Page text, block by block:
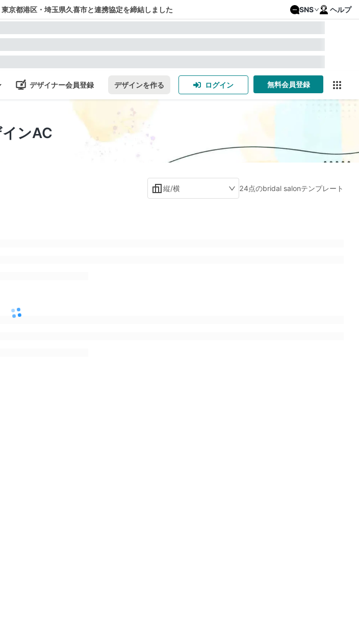
京都港区・埼玉県久喜市と連携協定を締結しました SNS ヘルプ
デザイナー会員登録 デザインを作る ログイン 無料会員登録
ンAC
縦/横 24点のbridal salonテンプレート